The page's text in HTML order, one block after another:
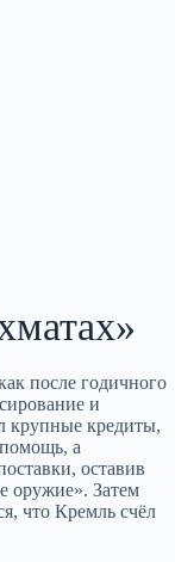
после годичного
и
крупные кредиты,
а
оставив
оружие». Затем
что Кремль счёл